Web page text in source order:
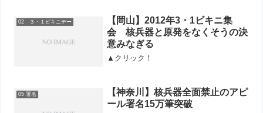
02 ３・１ビキニデー
【岡山】2012年3・1ビキニ集
会 核兵器と原発をなくそうの決
意みなぎる
▲クリック！
05 署名
【神奈川】核兵器全面禁止のアピ
ール署名15万筆突破